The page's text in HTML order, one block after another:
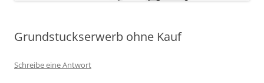
Grundstuckserwerb ohne Kauf
Schreibe eine Antwort